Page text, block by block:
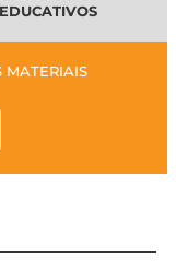
MATERIAIS